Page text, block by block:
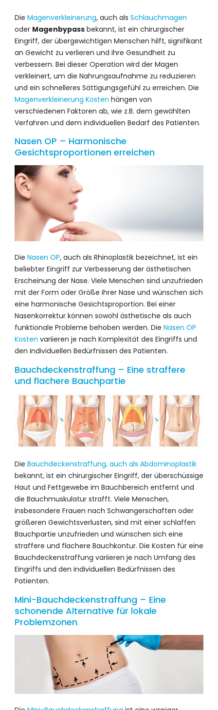
Die Magenverkleinerung, auch als Schlauchmagen
oder Magenbypass bekannt, ist ein chirurgischer
Eingriff, der übergewichtigen Menschen hilft, signifikant
an Gewicht zu verlieren und ihre Gesundheit zu
verbessern. Bei dieser Operation wird der Magen
verkleinert, um die Nahrungsaufnahme zu reduzieren
und ein schnelleres Sättigungsgefühl zu erreichen. Die
Magenverkleinerung Kosten hängen von
verschiedenen Faktoren ab, wie z.B. dem gewählten
Verfahren und dem individuellen Bedarf des Patienten.
Nasen OP – Harmonische
Gesichtsproportionen erreichen
Die Nasen OP, auch als Rhinoplastik bezeichnet, ist ein
beliebter Eingriff zur Verbesserung der ästhetischen
Erscheinung der Nase. Viele Menschen sind unzufrieden
mit der Form oder Größe ihrer Nase und wünschen sich
eine harmonische Gesichtsproportion. Bei einer
Nasenkorrektur können sowohl ästhetische als auch
funktionale Probleme behoben werden. Die Nasen OP
Kosten variieren je nach Komplexität des Eingriffs und
den individuellen Bedürfnissen des Patienten.
Bauchdeckenstraffung – Eine straffere
und flachere Bauchpartie
Die Bauchdeckenstraffung, auch als Abdominoplastik
bekannt, ist ein chirurgischer Eingriff, der überschüssige
Haut und Fettgewebe im Bauchbereich entfernt und
die Bauchmuskulatur strafft. Viele Menschen,
insbesondere Frauen nach Schwangerschaften oder
größeren Gewichtsverlusten, sind mit einer schlaffen
Bauchpartie unzufrieden und wünschen sich eine
straffere und flachere Bauchkontur. Die Kosten für eine
Bauchdeckenstraffung variieren je nach Umfang des
Eingriffs und den individuellen Bedürfnissen des
Patienten.
Mini-Bauchdeckenstraffung – Eine
schonende Alternative für lokale
Problemzonen